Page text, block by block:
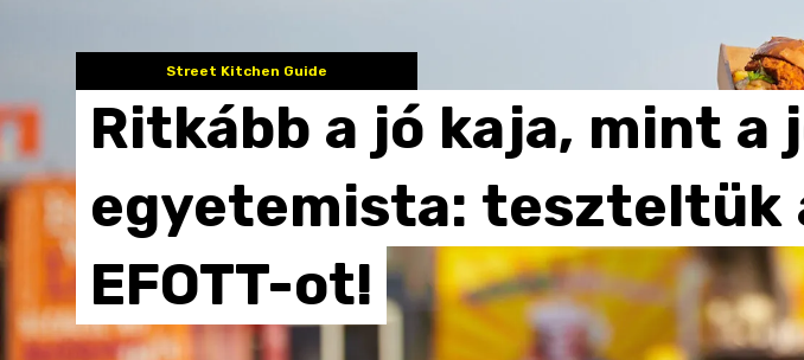
Street Kitchen Guide
Ritkább a jó kaja, mint a
egyetemista: teszteltük
EFOTT-ot!